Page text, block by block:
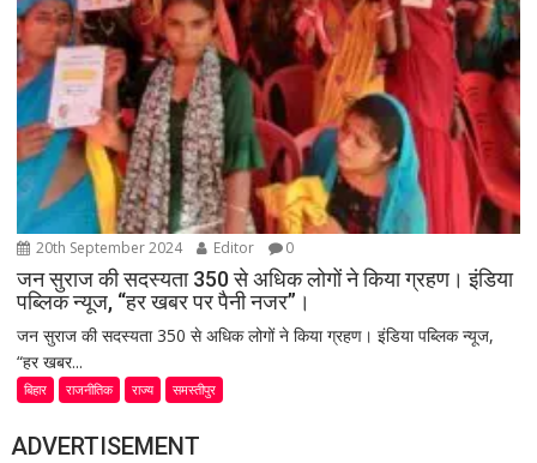
20th September 2024 Editor 0
जन सुराज की सदस्यता 350 से अधिक लोगों ने किया ग्रहण। इंडिया
पब्लिक न्यूज, “हर खबर पर पैनी नजर”।
जन सुराज की सदस्यता 350 से अधिक लोगों ने किया ग्रहण। इंडिया पब्लिक न्यूज,
“हर खबर...
बिहार राजनीतिक राज्य समस्तीपुर
ADVERTISEMENT